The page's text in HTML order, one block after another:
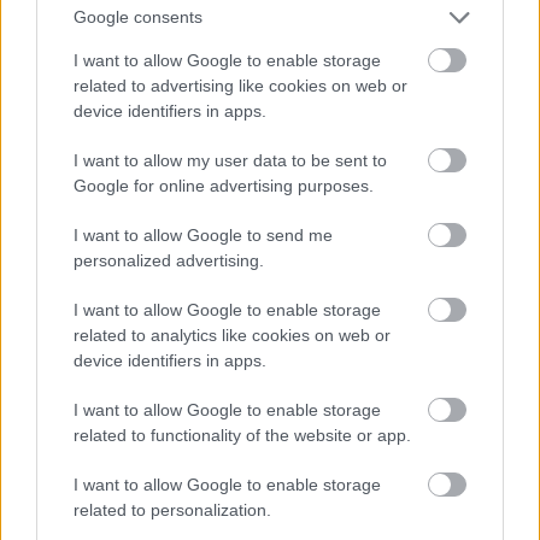
Google consents
I want to allow Google to enable storage
related to advertising like cookies on web or
device identifiers in apps.
I want to allow my user data to be sent to
Google for online advertising purposes.
I want to allow Google to send me
personalized advertising.
I want to allow Google to enable storage
related to analytics like cookies on web or
device identifiers in apps.
I want to allow Google to enable storage
related to functionality of the website or app.
I want to allow Google to enable storage
related to personalization.
annak, hogy számos istenség szeme ezüstberakással
készült?
szeeem
16 éve
Ez a topic nem erről szól, de ha ennyire kíváncsi vagy
látogass el a Lassányi Gábor által említett blogra.
Ha nem is mindenkiét, de ott látsz arcokat is.
Flyingman
16 éve
Elnézést, de szerintem nem értelmezte jól a kolléga a
jogszabályt.